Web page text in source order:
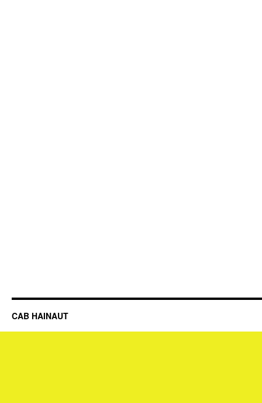
CAB HAINAUT